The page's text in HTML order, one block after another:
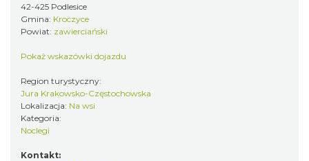
42-425 Podlesice
Gmina: Kroczyce
Powiat: zawierciański
Pokaż wskazówki dojazdu
Region turystyczny:
Jura Krakowsko-Częstochowska
Lokalizacja: Na wsi
Kategoria:
Noclegi
Kontakt: